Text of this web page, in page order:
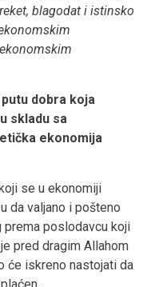
blagodat i istinsko
dobra koja
skladu sa
ekonomija
se u ekonomiji
da valjano i pošteno
prema poslodavcu koji
pred dragim Allahom
će iskreno nastojati da